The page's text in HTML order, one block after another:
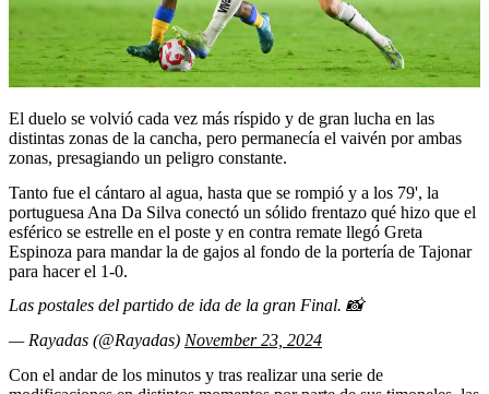
El duelo se volvió cada vez más ríspido y de gran lucha en las
distintas zonas de la cancha, pero permanecía el vaivén por ambas
zonas, presagiando un peligro constante.
Tanto fue el cántaro al agua, hasta que se rompió y a los 79', la
portuguesa Ana Da Silva conectó un sólido frentazo qué hizo que el
esférico se estrelle en el poste y en contra remate llegó Greta
Espinoza para mandar la de gajos al fondo de la portería de Tajonar
para hacer el 1-0.
Las postales del partido de ida de la gran Final. 📸
— Rayadas (@Rayadas) November 23, 2024
Con el andar de los minutos y tras realizar una serie de